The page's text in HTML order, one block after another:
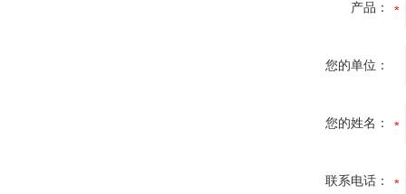
产品：
您的单位：
您的姓名：
联系电话：